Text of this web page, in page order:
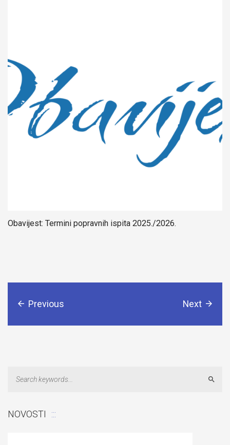
Obavijest: Termini popravnih ispita 2025./2026.
Previous Next
NOVOSTI